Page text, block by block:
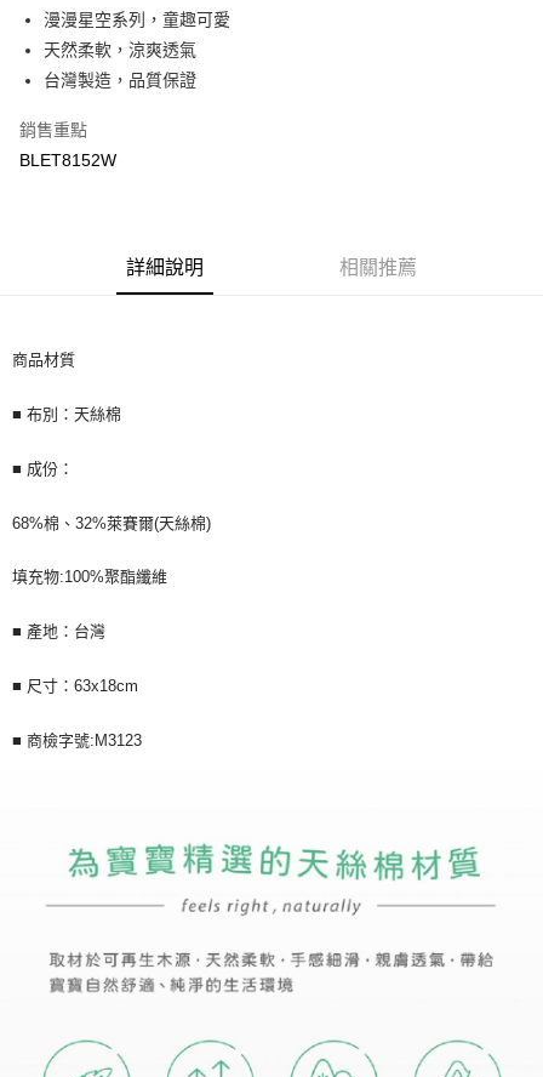
Apple Pay
街口支付
AFTEE先享後付是「在收到商品之後才付款」的支付方式。 讓您購物簡單
３．安心：先確認商品／服務後，再付款。
【「AFTEE先享後付」結帳流程】
１．於結帳方式選擇「AFTEE先享後付」後，將跳轉至「AFTEE先享後付」
２．訂單成立數日內，您將收到繳費通知簡訊。
ATM／網路銀行／等多元方式進行付款，方視為交易完成。
※ 請注意：結帳手續完成當下不需立刻繳費，但若您需要取消訂單，請聯絡
後付繳納相關費用。
是否繳費成功／繳費後需取消欲退款等相關疑問，請聯繫「AFTEE先享後付
客戶支援中心」
【注意事項】
易，需依本服務之必要範圍內提供個人資料，並將交易相關給付款項請求債
權轉讓予恩沛科技股份有限公司。
「AFTEE先享後付」，若未經同意申辦者引起之損失，本公司不負相關責
４．使用「AFTEE先享後付」時，將依據個別帳號之用戶狀況，依本公司即
時審查核予不同之上限額度；若仍有額度不足之情形，本公司將視審查結果
５．嚴禁一人註冊多個帳號或使用他人資訊註冊。若發現惡意使用之情形，
恩沛科技股份有限公司將有權停止該用戶之使用額度並採取法律行動。
全家取貨付款
每筆NT$60，滿NT$590(含以上)免運費
7-11取貨付款
每筆NT$60，滿NT$590(含以上)免運費
宅配
漫漫星空系列，童趣可愛
天然柔軟，涼爽透氣
台灣製造，品質保證
銷售重點
BLET8152W
詳細說明 相關推薦
商品材質
■ 布別：天絲棉
■ 成份：
68%棉、32%萊賽爾(天絲棉)
填充物:100%聚酯纖維
■ 產地：台灣
■ 尺寸：63x18cm
■ 商檢字號:M3123